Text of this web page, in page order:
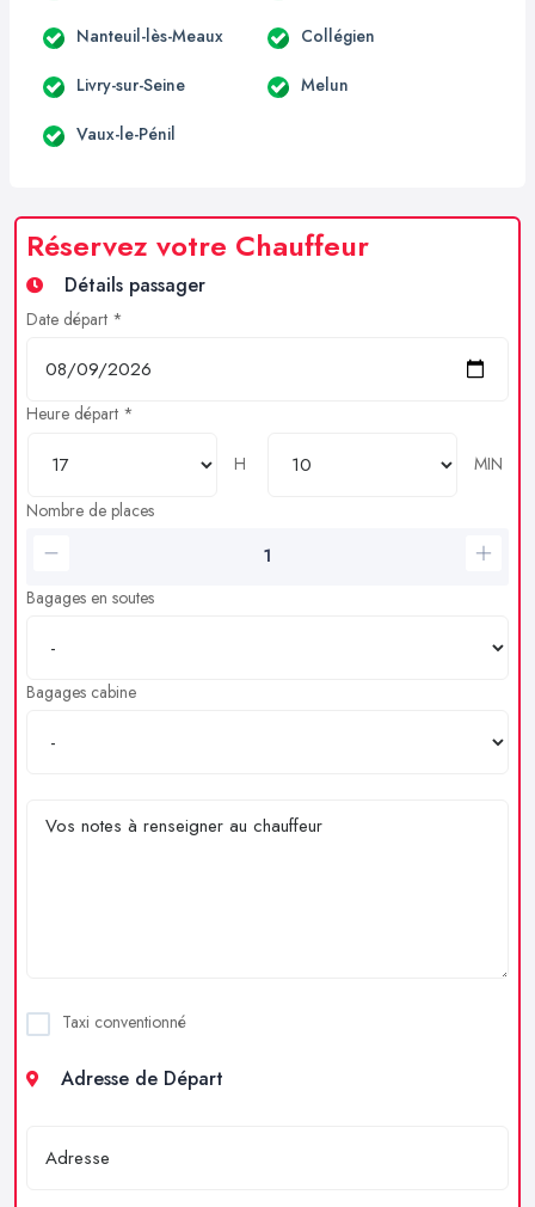
Nanteuil-lès-Meaux Collégien
Livry-sur-Seine Melun
Vaux-le-Pénil
Réservez votre Chauffeur
Détails passager
Date départ *
Heure départ *
H
MIN
Nombre de places
Bagages en soutes
Bagages cabine
Taxi conventionné
Adresse de Départ